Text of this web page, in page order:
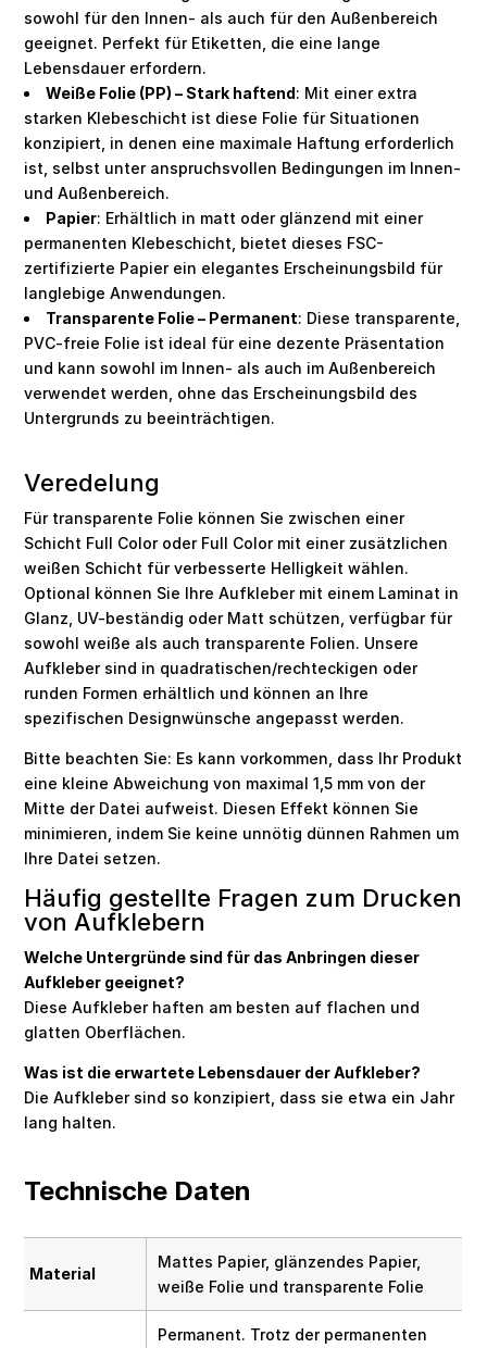
sowohl für den Innen- als auch für den Außenbereich
geeignet. Perfekt für Etiketten, die eine lange
Lebensdauer erfordern.
Weiße Folie (PP) – Stark haftend: Mit einer extra
starken Klebeschicht ist diese Folie für Situationen
konzipiert, in denen eine maximale Haftung erforderlich
ist, selbst unter anspruchsvollen Bedingungen im Innen-
und Außenbereich.
Papier: Erhältlich in matt oder glänzend mit einer
permanenten Klebeschicht, bietet dieses FSC-
zertifizierte Papier ein elegantes Erscheinungsbild für
langlebige Anwendungen.
Transparente Folie – Permanent: Diese transparente,
PVC-freie Folie ist ideal für eine dezente Präsentation
und kann sowohl im Innen- als auch im Außenbereich
verwendet werden, ohne das Erscheinungsbild des
Untergrunds zu beeinträchtigen.
Veredelung
Für transparente Folie können Sie zwischen einer
Schicht Full Color oder Full Color mit einer zusätzlichen
weißen Schicht für verbesserte Helligkeit wählen.
Optional können Sie Ihre Aufkleber mit einem Laminat in
Glanz, UV-beständig oder Matt schützen, verfügbar für
sowohl weiße als auch transparente Folien. Unsere
Aufkleber sind in quadratischen/rechteckigen oder
runden Formen erhältlich und können an Ihre
spezifischen Designwünsche angepasst werden.
Bitte beachten Sie: Es kann vorkommen, dass Ihr Produkt
eine kleine Abweichung von maximal 1,5 mm von der
Mitte der Datei aufweist. Diesen Effekt können Sie
minimieren, indem Sie keine unnötig dünnen Rahmen um
Ihre Datei setzen.
Häufig gestellte Fragen zum Drucken
von Aufklebern
Welche Untergründe sind für das Anbringen dieser
Aufkleber geeignet?
Diese Aufkleber haften am besten auf flachen und
glatten Oberflächen.
Was ist die erwartete Lebensdauer der Aufkleber?
Die Aufkleber sind so konzipiert, dass sie etwa ein Jahr
lang halten.
Technische Daten
Material
Mattes Papier, glänzendes Papier,
weiße Folie und transparente Folie
Permanent. Trotz der permanenten